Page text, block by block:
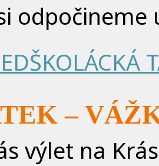
odpočineme
–
výlet na